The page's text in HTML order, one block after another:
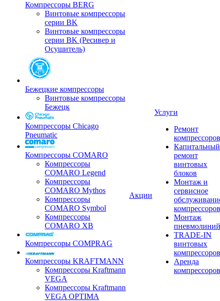
Компрессоры BERG
Винтовые компрессоры
серии BK
Винтовые компрессоры
серии BK (Ресивер и
Осушитель)
Бежецкие компрессоры
Винтовые компрессоры
Бежецк
Компрессоры Chicago
Pneumatic
Компрессоры COMARO
Компрессоры
COMARO Legend
Компрессоры
COMARO Mythos
Компрессоры
COMARO Symbol
Компрессоры
COMARO XB
Компрессоры COMPRAG
Компрессоры KRAFTMANN
Компрессоры Kraftmann
VEGA
Компрессоры Kraftmann
VEGA OPTIMA
Акции
Услуги
Ремонт
компрессоров
Капитальный
ремонт
винтовых
блоков
Монтаж и
сервисное
компрессоров
Монтаж
пневмолиний
TRADE-IN
винтовых
компрессоров
Аренда
компрессоров